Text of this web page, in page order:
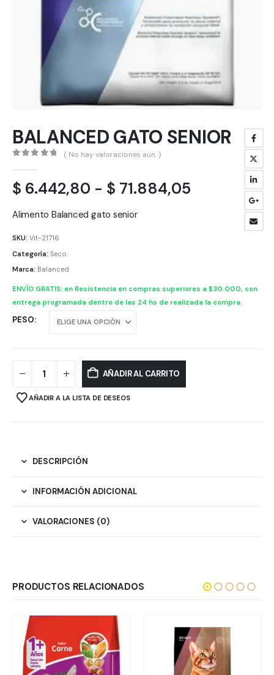
BALANCED GATO SENIOR
( No hay valoraciones aún. )
$ 6.442,80 - $ 71.884,05
precios:
Alimento Balanced gato senior
SKU: Vit-21716
Categoría: Seco
Marca: Balanced
ENVÍO GRATIS: en Resistencia en compras superiores a $30.000, con
entrega programada dentro de las 24 hs de realizada la compra.
PESO
AÑADIR AL CARRITO
AÑADIR A LA LISTA DE DESEOS
DESCRIPCIÓN
INFORMACIÓN ADICIONAL
VALORACIONES (0)
PRODUCTOS RELACIONADOS